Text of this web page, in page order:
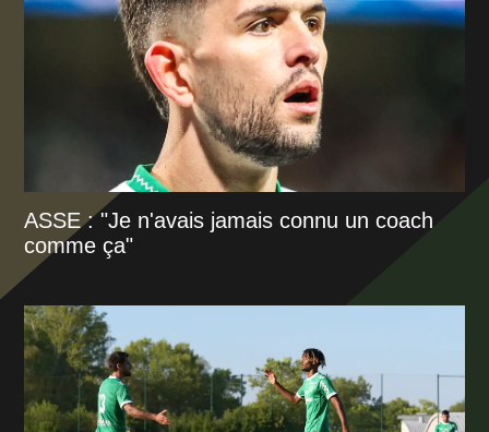
ASSE : "Je n'avais jamais connu un coach
comme ça"